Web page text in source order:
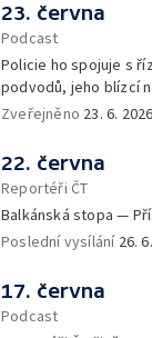
23. června
Podcast
Policie ho spojuje s
podvodů, jeho blízcí
Zveřejněno 23. 6. 2026
22. června
Reportéři ČT
Balkánská stopa —
Poslední vysílání 26.
17. června
Podcast